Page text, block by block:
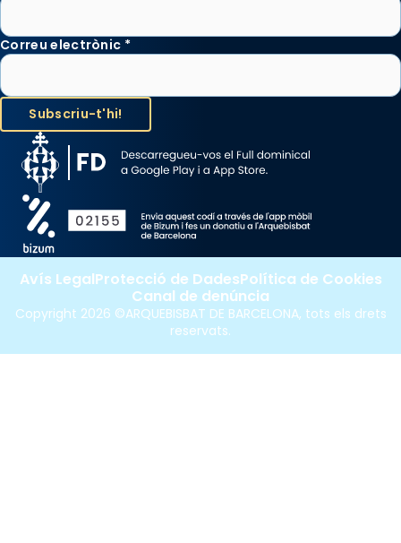
Correu electrònic *
Copyright 2026 ©ARQUEBISBAT DE BARCELONA, tots els drets
reservats.
Avís LegalProtecció de DadesPolítica de Cookies
Canal de denúncia